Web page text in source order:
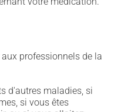
professionnels de la
d'autres maladies, si
si vous êtes